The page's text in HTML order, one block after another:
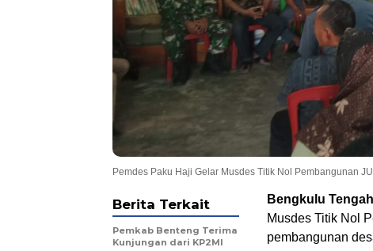
Pemdes Paku Haji Gelar Musdes Titik Nol Pembangunan
Bengkulu
Musdes Titik Nol
pembangunan
Berita Terkait
Pemkab Benteng Terima
Kunjungan dari KP2MI